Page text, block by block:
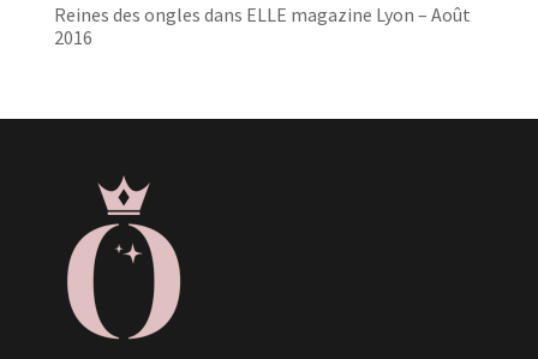
Reines des ongles dans ELLE magazine Lyon – Août
2016